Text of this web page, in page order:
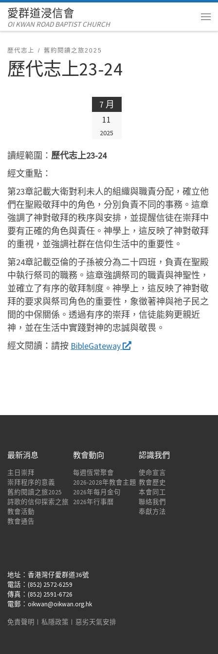
Skip to content
愛群道浸信會
OI KWAN ROAD BAPTIST CHURCH
歷代志上 舊約閱讀之旅2025
歷代志上23-24
7 月
11
2025
讀經範圍： 歷代志上23-24
經文重點：
第23章記載大衛對利未人的組織與職責分配，確立他
們在聖殿敬拜中的角色，分別負責不同的事務。這章
強調了神對敬拜的秩序與安排，並提醒信徒在崇拜中
要有正確的角色與責任。神學上，這反映了神對敬拜
的重視，並強調社群在信仰生活中的重要性。
第24章記載亞倫的子孫被分為二十四班，負責在聖殿
中執行祭司的職務。這章強調祭司的職責與神聖性，
並確立了有序的敬拜制度。神學上，這反映了神對敬
拜的要求與祭司角色的重要性，象徵著神與祂子民之
間的中保關係。透過有序的崇拜，信徒能夠更親近
神，並在生活中實踐對神的忠誠與敬畏。
經文閱讀： 請按 BibleGateway
最新消息
主日崇拜
崇拜程序的意義
舊約閱讀之旅2025
詩歌的信仰探索之旅
教會活動
教會通告
教會動向
每週恆常聚會
2026-2028年教會主題
2026年每月金句
2026年行事曆
認識我們
使命宣言
教會歷史
本會同工
聯絡我們
奉獻方法
地址：香港灣仔愛群道36號
電話：(852) 2572-6259
傳真：(852) 2591-6726
電郵：oikwan@oikwan.org.hk
免責聲明 ︱ 私隱政策 ︱ 惡劣天氣安排